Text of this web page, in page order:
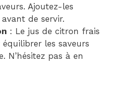
Ajoutez-les
de servir.
: Le jus de citron frais
les saveurs
N’hésitez pas à en